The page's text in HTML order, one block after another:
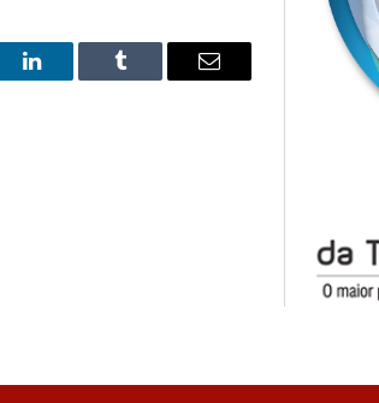
LinkedIn Tumblr
E-